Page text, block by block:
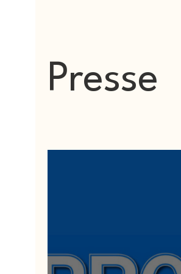
Presse